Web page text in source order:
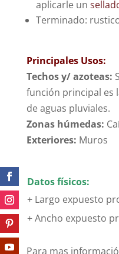
aplicarle un
Terminado:
Principales Usos:
Techos y/ azoteas:
función principal es
de aguas pluviales.
Zonas húmedas:
Exteriores: Muros
Datos físicos:
+ Largo expuesto
+ Ancho expuesto
Para mas